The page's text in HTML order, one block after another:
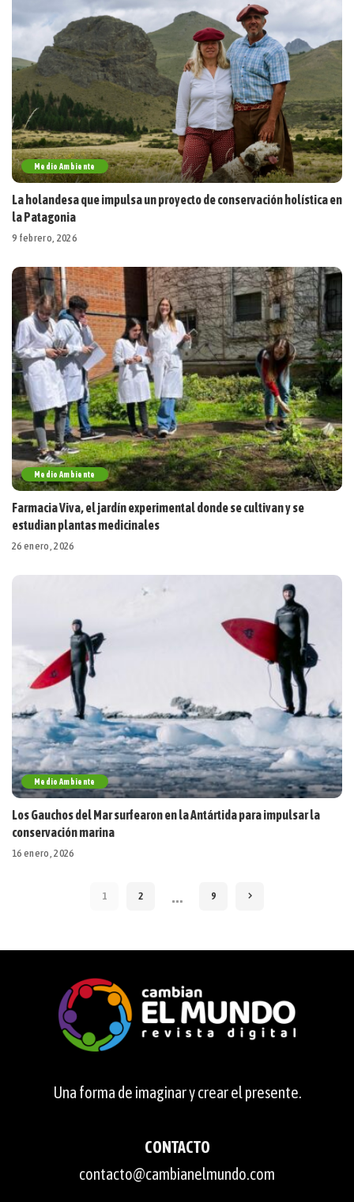
Medio Ambiente
La holandesa que impulsa un proyecto de conservación holística en
la Patagonia
9 febrero, 2026
Medio Ambiente
Farmacia Viva, el jardín experimental donde se cultivan y se
estudian plantas medicinales
26 enero, 2026
Medio Ambiente
Los Gauchos del Mar surfearon en la Antártida para impulsar la
conservación marina
16 enero, 2026
1 2 … 9
Una forma de imaginar y crear el presente.
CONTACTO
contacto@cambianelmundo.com